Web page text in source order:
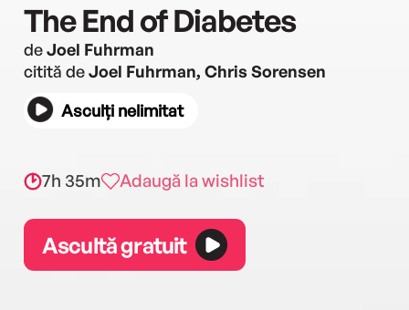
The End of Diabetes
deJoel Fuhrman
citită deJoel Fuhrman, Chris Sorensen
Asculți nelimitat
7h 35m Adaugă la wishlist
Ascultă gratuit